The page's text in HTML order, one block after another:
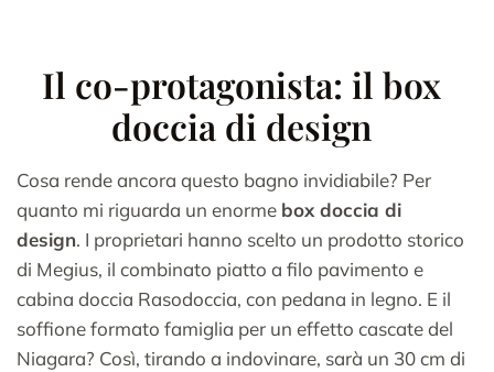
Il co-protagonista: il box
doccia di design
Cosa rende ancora questo bagno invidiabile? Per
quanto mi riguarda un enorme box doccia di
design. I proprietari hanno scelto un prodotto storico
di Megius, il combinato piatto a filo pavimento e
cabina doccia Rasodoccia, con pedana in legno. E il
soffione formato famiglia per un effetto cascate del
Niagara? Così, tirando a indovinare, sarà un 30 cm di